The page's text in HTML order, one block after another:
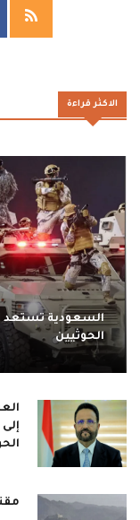
الاكثر قراءة
السعودية تستعد
الحوثيين
مقتل وجرح